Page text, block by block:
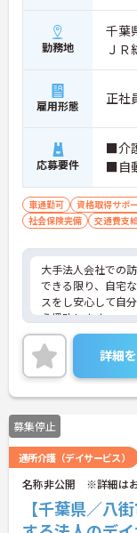
勤務地
千葉
ＪＲ
雇用形態 正社
応募要件
■介
■自
車通勤可 資格取得サポ
社会保険完備
交通費支
大手法人会社での
できる限り、自宅
スをし安心して自
う援助します。
ご興味のある方は
詳細
募集停止
通所介護（デイサービス）
名称非公開 ※詳細は
【千葉県／八